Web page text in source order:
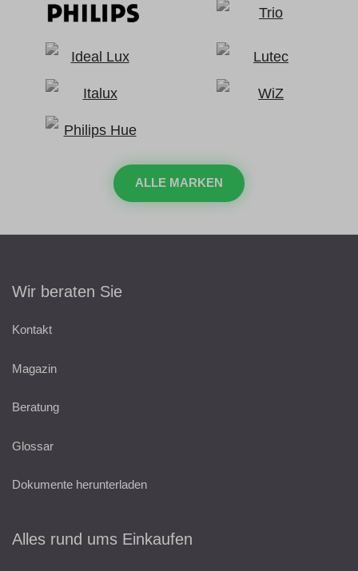
ALLE MARKEN
Wir beraten Sie
Kontakt
Magazin
Beratung
Glossar
Dokumente herunterladen
Alles rund ums Einkaufen